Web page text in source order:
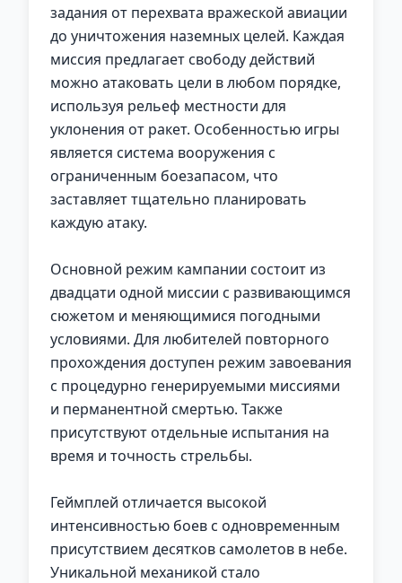
задания от перехвата вражеской авиации
до уничтожения наземных целей. Каждая
миссия предлагает свободу действий
можно атаковать цели в любом порядке,
используя рельеф местности для
уклонения от ракет. Особенностью игры
является система вооружения с
ограниченным боезапасом, что
заставляет тщательно планировать
каждую атаку.
Основной режим кампании состоит из
двадцати одной миссии с развивающимся
сюжетом и меняющимися погодными
условиями. Для любителей повторного
прохождения доступен режим завоевания
с процедурно генерируемыми миссиями
и перманентной смертью. Также
присутствуют отдельные испытания на
время и точность стрельбы.
Геймплей отличается высокой
интенсивностью боев с одновременным
присутствием десятков самолетов в небе.
Уникальной механикой стало